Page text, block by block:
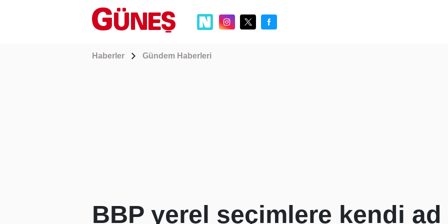
Haberler Gündem Haberleri
BBP yerel seçimlere kendi ad